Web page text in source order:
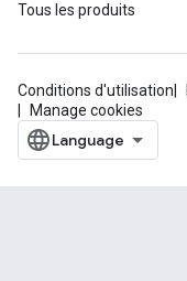
Tous les produits
Conditions d'utilisation
Manage cookies